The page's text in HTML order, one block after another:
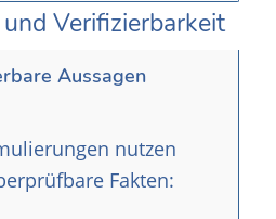
Verifizierbarkeit
Aussagen
nutzen
Fakten: